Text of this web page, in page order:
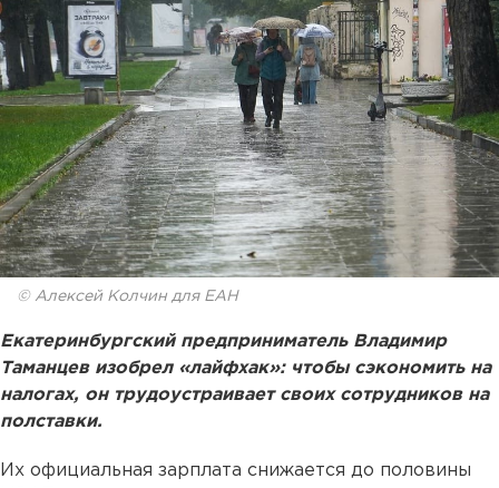
© Алексей Колчин для ЕАН
Екатеринбургский предприниматель Владимир
Таманцев изобрел «лайфхак»: чтобы сэкономить на
налогах, он трудоустраивает своих сотрудников на
полставки.
Их официальная зарплата снижается до половины